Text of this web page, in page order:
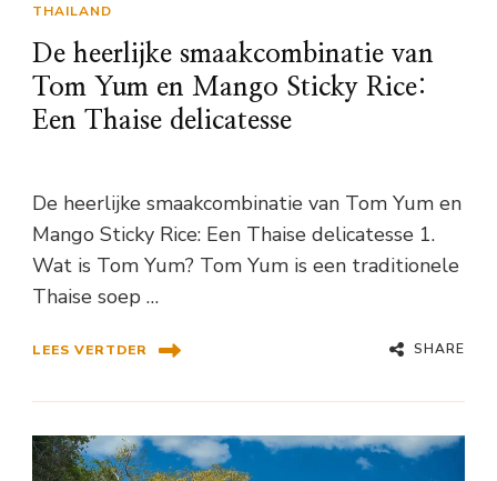
THAILAND
De heerlijke smaakcombinatie van
Tom Yum en Mango Sticky Rice:
Een Thaise delicatesse
De heerlijke smaakcombinatie van Tom Yum en
Mango Sticky Rice: Een Thaise delicatesse 1.
Wat is Tom Yum? Tom Yum is een traditionele
Thaise soep …
LEES VERTDER SHARE